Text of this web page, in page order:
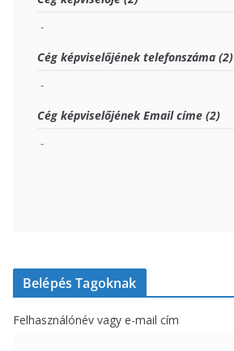
-
Cég képviselőjének telefonszáma (2)
-
Cég képviselőjének Email címe (2)
-
Belépés Tagoknak
Felhasználónév vagy e-mail cím